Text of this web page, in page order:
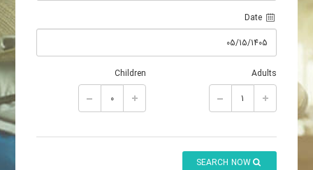
Date
Adults
Children
SEARCH NOW